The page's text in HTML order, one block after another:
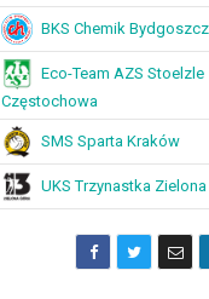
BKS Chemik
Eco-Team AZS Stoelzle
Częstochowa
SMS Sparta Kraków
UKS Trzynastka Zielona